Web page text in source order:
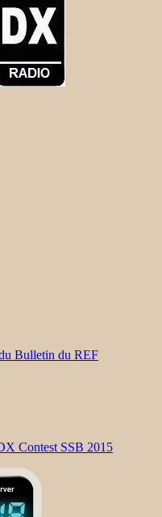
Bulletin du REF
Contest SSB 2015